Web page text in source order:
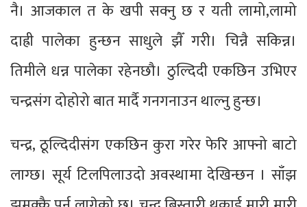
नै। आजकाल त के खपी सक्नु छ र यती लामो,लामो
दाह्री पालेका हुन्छन साधुले झैँ गरी। चिन्नै सकिन्न।
तिमीले धन्न पालेका रहेनछौ। ठुल्दिदी एकछिन उभिएर
चन्द्रसंग दोहोरो बात मार्दै गनगनाउन थाल्नु हुन्छ।
चन्द्र, ठूल्दिदीसंग एकछिन कुरा गरेर फेरि आफ्नो बाटो
लाग्छ। सूर्य टिलपिलाउदो अवस्थामा देखिन्छन । साँझ